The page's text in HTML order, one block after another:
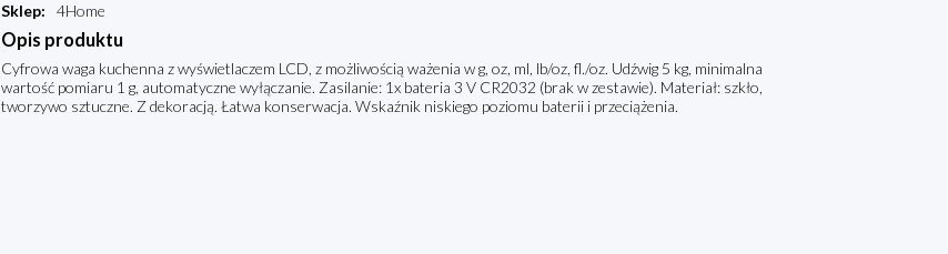
Sklep: 4Home
Opis produktu
Cyfrowa waga kuchenna z wyświetlaczem LCD, z możliwością ważenia w g, oz, ml, lb/oz, fl./oz. Udźwig 5 kg, minimalna
wartość pomiaru 1 g, automatyczne wyłączanie. Zasilanie: 1x bateria 3 V CR2032 (brak w zestawie). Materiał: szkło,
tworzywo sztuczne. Z dekoracją. Łatwa konserwacja. Wskaźnik niskiego poziomu baterii i przeciążenia.